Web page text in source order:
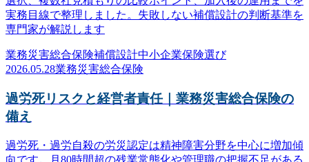
実務目線で整理しました。失敗しない補償設計の判断基準を
専門家が解説します
業務災害総合保険補償設計中小企業保険選び
2026.05.28業務災害総合保険
過労死リスクと経営者責任｜業務災害総合保険の
備え
過労死・過労自殺の労災認定は精神障害分野を中心に増加傾
向です。月80時間超の残業常態化や管理職の把握不足がある